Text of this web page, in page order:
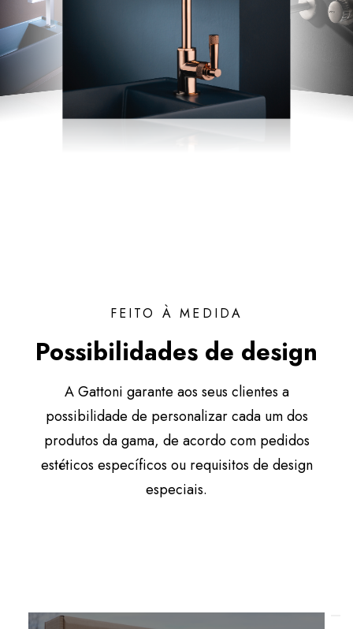
FEITO À MEDIDA
Possibilidades de design
A Gattoni garante aos seus clientes a
possibilidade de personalizar cada um dos
produtos da gama, de acordo com pedidos
estéticos específicos ou requisitos de design
especiais.